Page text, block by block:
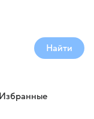
Найти
Избранные